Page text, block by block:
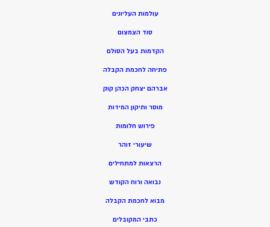
עולמות העליונים
סוד הצמצום
הקדמות בעל הסולם
פתיחה לחכמת הקבלה
אברהם יצחק הכהן קוק
מוסר ותיקון המידות
פירוש חלומות
שיעורי זוהר
הרצאות למתחילים
נבואה ורוח הקודש
מבוא לחכמת הקבלה
כתבי המקובלים